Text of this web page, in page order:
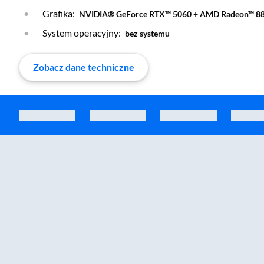
Otwórz warstwę
Grafika: NVIDIA® GeForce RTX™ 5060 + AMD Radeon™
System operacyjny: bez systemu
Zobacz dane techniczne